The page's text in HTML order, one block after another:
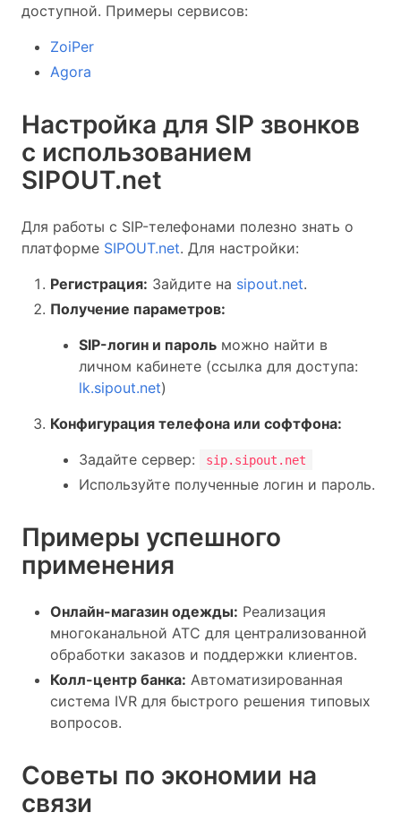
доступной. Примеры сервисов:
ZoiPer
Agora
Настройка для SIP звонков
с использованием
SIPOUT.net
Для работы с SIP-телефонами полезно знать о
платформе SIPOUT.net. Для настройки:
Регистрация: Зайдите на sipout.net.
Получение параметров:
SIP-логин и пароль можно найти в
личном кабинете (ссылка для доступа:
lk.sipout.net)
Конфигурация телефона или софтфона:
Задайте сервер:
sip.sipout.net
Используйте полученные логин и пароль.
Примеры успешного
применения
Онлайн-магазин одежды: Реализация
многоканальной АТС для централизованной
обработки заказов и поддержки клиентов.
Колл-центр банка: Автоматизированная
система IVR для быстрого решения типовых
вопросов.
Советы по экономии на
связи